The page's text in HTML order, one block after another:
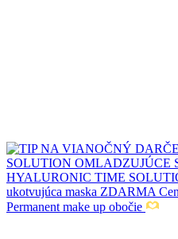
Permanent make up obočie